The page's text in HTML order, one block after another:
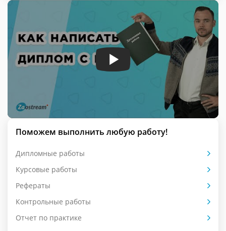
Поможем выполнить любую работу!
Дипломные работы
Курсовые работы
Рефераты
Контрольные работы
Отчет по практике